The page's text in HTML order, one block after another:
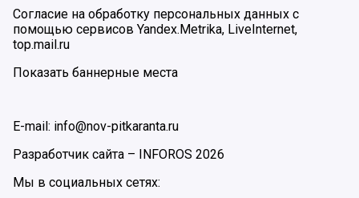
Согласие на обработку персональных данных с
помощью сервисов Yandex.Metrika, LiveInternet,
top.mail.ru
Показать баннерные места
E-mail: info@nov-pitkaranta.ru
Разработчик сайта –
INFOROS 2026
Мы в социальных сетях: